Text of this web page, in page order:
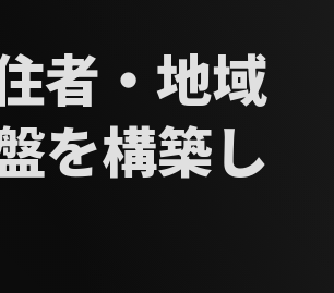
者・地域
を構築し